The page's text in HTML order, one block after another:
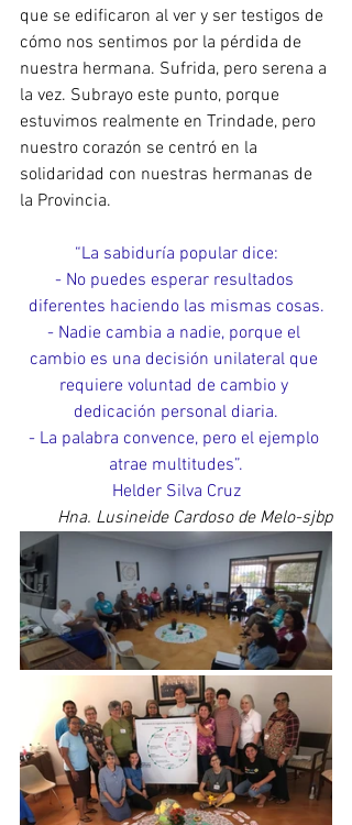
que se edificaron al ver y ser testigos de
cómo nos sentimos por la pérdida de
nuestra hermana. Sufrida, pero serena a
la vez. Subrayo este punto, porque
estuvimos realmente en Trindade, pero
nuestro corazón se centró en la
solidaridad con nuestras hermanas de
la Provincia.
“La sabiduría popular dice:
- No puedes esperar resultados
diferentes haciendo las mismas cosas.
- Nadie cambia a nadie, porque el
cambio es una decisión unilateral que
requiere voluntad de cambio y
dedicación personal diaria.
- La palabra convence, pero el ejemplo
atrae multitudes”.
Helder Silva Cruz
Hna. Lusineide Cardoso de Melo-sjbp